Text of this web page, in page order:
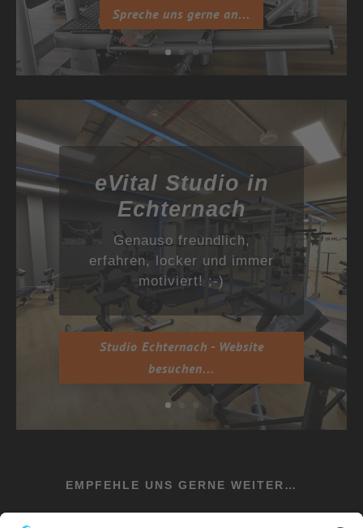
Spreche uns gerne an...
eVital Studio in
Echternach
Genauso freundlich,
erfahren, locker und immer
motiviert! ;-)
Studio Echternach - Website
besuchen...
EMPFEHLE UNS GERNE WEITER…